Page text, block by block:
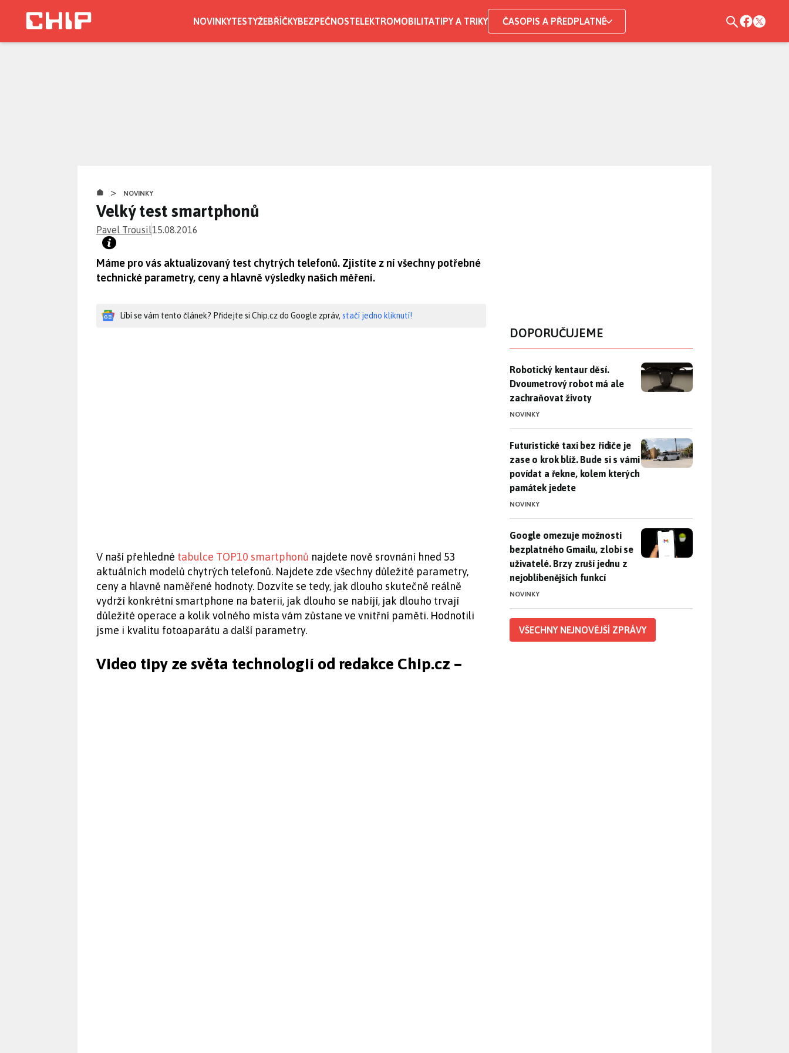
NOVINKYTESTYŽEBŘÍČKYBEZPEČNOSTELEKTROMOBILITATIPY A TRIKY ČASOPIS A PŘEDPLATNÉ
> NOVINKY
Velký test smartphonů
Pavel Trousil15.08.2016
Máme pro vás aktualizovaný test chytrých telefonů. Zjistíte z ní všechny potřebné
technické parametry, ceny a hlavně výsledky našich měření.
Líbí se vám tento článek? Přidejte si Chip.cz do Google zpráv, stačí jedno kliknutí!
V naší přehledné tabulce TOP10 smartphonů najdete nově srovnání hned 53
aktuálních modelů chytrých telefonů. Najdete zde všechny důležité parametry,
ceny a hlavně naměřené hodnoty. Dozvíte se tedy, jak dlouho skutečně reálně
vydrží konkrétní smartphone na baterii, jak dlouho se nabíjí, jak dlouho trvají
důležité operace a kolik volného místa vám zůstane ve vnitřní paměti. Hodnotili
jsme i kvalitu fotoaparátu a další parametry.
Video tipy ze světa technologií od redakce Chip.cz –
DOPORUČUJEME
Robotický kentaur děsí. Dvoumetrový robot má ale zachraňovat
Robotický kentaur děsí.
Dvoumetrový robot má ale
zachraňovat životy
NOVINKY
Futuristické taxi bez řidiče je zase o krok blíž. Bude si s vámi
Futuristické taxi bez řidiče je
zase o krok blíž. Bude si s vámi
povídat a řekne, kolem kterých
památek jedete
NOVINKY
Google omezuje možnosti bezplatného Gmailu, zlobí se
Google omezuje možnosti
bezplatného Gmailu, zlobí se
uživatelé. Brzy zruší jednu z
nejoblíbenějších funkcí
NOVINKY
VŠECHNY NEJNOVĚJŠÍ ZPRÁVY